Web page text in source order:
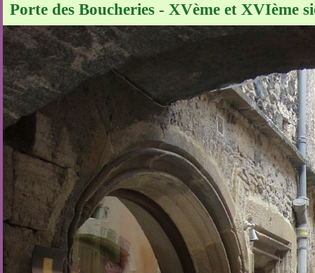
Porte des Boucheries - XVème et XVIème